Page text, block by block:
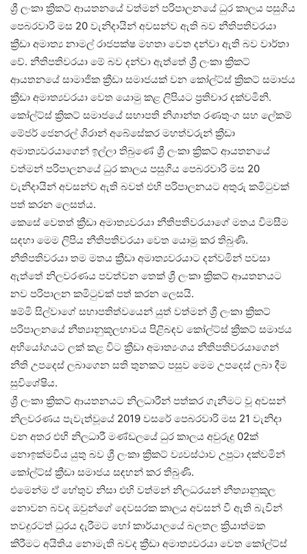
ශ්‍රී ලංකා ක්‍රිකට් ආයතනයේ වත්මන් පරිපාලනයේ ධුර කාලය පසුගිය
පෙබරවාරි මස 20 වැනිදායින් අවසන්ව ඇති බව නීතිපතිවරයා
ක්‍රීඩා අමාත්‍ය නාමල් රාජපක්ෂ මහතා වෙත දන්වා ඇති බව වාර්තා
වේ. නීතිපතිවරයා මේ බව දන්වා ඇත්තේ ශ්‍රී ලංකා ක්‍රිකට්
ආයතනයේ සාමාජික ක්‍රීඩා සමාජයක් වන කෝල්ට්ස් ක්‍රිකට් සමාජය
ක්‍රීඩා අමාත්‍යවරයා වෙත යොමු කළ ලිපියට ප්‍රතිචාර දක්වමිනි.
කෝල්ට්ස් ක්‍රිකට් සමාජයේ සභාපති නිශාන්ත රණතුංග සහ ලේකම්
මේජර් ජෙනරල් ශිරාන් අබේසේකර මහත්වරුන් ක්‍රීඩා
අමාත්‍යවරයාගෙන් ඉල්ලා තිබුණේ ශ්‍රී ලංකා ක්‍රිකට් ආයතනයේ
වත්මන් පරිපාලනයේ ධුර කාලය පසුගිය පෙබරවාරි මස 20
වැනිදායින් අවසන්ව ඇති බවත් එහි පරිපාලනයට අතුරු කමිටුවක්
පත් කරන ලෙසත්ය.
කෙසේ වෙතත් ක්‍රීඩා අමාත්‍යවරයා නීතිපතිවරයාගේ මතය විමසීම
සඳහා මෙම ලිපිය නීතිපතිවරයා වෙත යොමු කර තිබුණි.
නීතිපතිවරයා තම මතය ක්‍රීඩා අමාත්‍යවරයාට දන්වමින් පවසා
ඇත්තේ නිලවරණය පවත්වන තෙක් ශ්‍රී ලංකා ක්‍රිකට් ආයතනයට
නව පරිපාලන කමිටුවක් පත් කරන ලෙසයි.
ෂම්මි සිල්වාගේ සභාපතිත්වයෙන් යුත් වත්මන් ශ්‍රී ලංකා ක්‍රිකට්
පරිපාලනයේ නීත්‍යානුකූලභාවය පිළිබඳව කෝල්ට්ස් ක්‍රිකට් සමාජය
අභියෝගයට ලක් කළ විට ක්‍රීඩා අමාත්‍යංශය නීතිපතිවරයාගෙන්
නීති උපදෙස් ලබාගෙන සති තුනකට පසුව මෙම උපදෙස් ලබා දීම
සුවිශේෂිය.
ශ්‍රී ලංකා ක්‍රිකට් ආයතනයට නිලධාරීන් පත්කර ගැනීමට වූ අවසන්
නිලවරණය පැවැත්වූයේ 2019 වසරේ පෙබරවාරි මස 21 වැනිදා
වන අතර එහි නිලධාරී මණ්ඩලයේ ධුර කාලය අවුරුදු 02ක්
නොඉක්මවිය යුතු බව ශ්‍රී ලංකා ක්‍රිකට් ව්‍යවස්ථාව උපුටා දක්වමින්
කෝල්ට්ස් ක්‍රීඩා සමාජය සඳහන් කර තිබුණි.
එමෙන්ම ඒ හේතුව නිසා එහි වත්මන් නිලධරයන් නීත්‍යානුකූල
නොවන බවද ඔවුන්ගේ දෙවසරක කාලය අවසන් වී ඇති බැවින්
තවදුරටත් ධුරය දැරීමට හෝ කාර්යාලයේ බලතල ක්‍රියාත්මක
කිරීමට අයිතිය නොමැති බවද ක්‍රීඩා අමාත්‍යවරයා වෙත කෝල්ට්ස්